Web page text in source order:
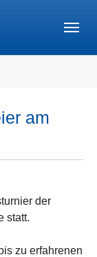
am
der
statt.
zu erfahrenen